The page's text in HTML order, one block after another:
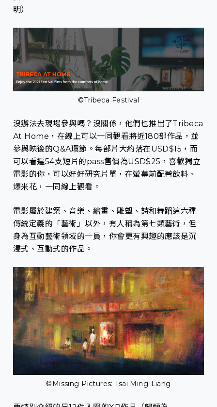
明）
©Tribeca Festival
沒辦法去現場參與嗎？沒關係，他們也推出了Tribeca
At Home，在線上可以一同觀看將近180部作品，並
參與映後的Q&A環節。每部片大約落在USD$15，而
可以看遍54支短片的pass售價為USD$25，喜歡獨立
電影的你，可以好好研究片單，在螢幕前配著飲料、
爆米花，一同線上觀看。
電影屬於建築、音樂、繪畫、雕塑、詩和舞蹈這六種
傳統定義的「藝術」以外，有人稱為第七類藝術，但
身為互動藝術領域的一員，你會更有興趣的應該是沉
浸式、互動式的作品。
©Missing Pictures: Tsai Ming-Liang